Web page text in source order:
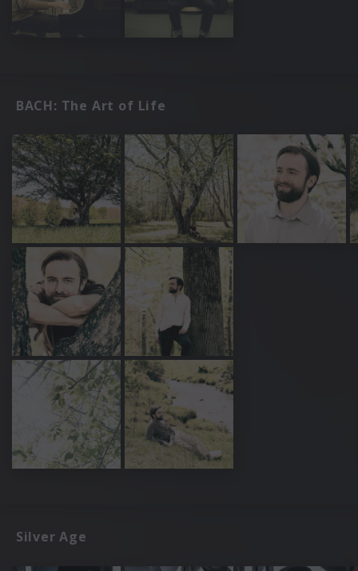
BACH: The Art of Life
Silver Age